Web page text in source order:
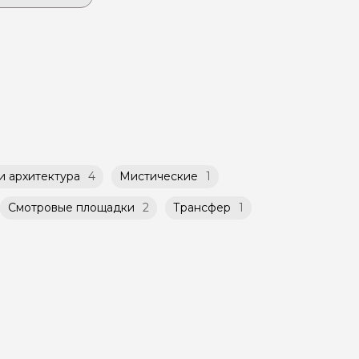
архитектура 4 Мистические 1
Смотровые площадки 2 Трансфер 1